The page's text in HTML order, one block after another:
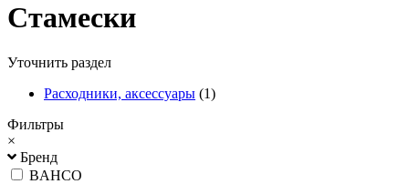
Стамески
Уточнить раздел
Расходники, аксессуары (1)
Фильтры
×
Бренд
BAHCO